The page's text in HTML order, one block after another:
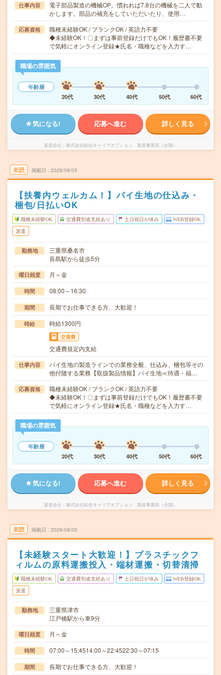
仕事内容
電子部品製造の機械OP。慣れれば7.8台の機械を二人で動
かします。部品の補充をしていただいたり、使用…
応募資格
職種未経験OK / ブランクOK / 英語力不要
◆未経験OK！〇まずは事前登録だけでもOK！履歴書不要
で気軽にオンライン登録★氏名・職種などを入力す…
職場の雰囲気
年齢層
20代
30代 40代 50代 60代
気になる! 応募へ進む 詳しく見る
派遣会社 株式会社綜合キャリアオプション 製造事業部（全国）
未読 掲載日 2026/08/05
【扶養内ウェルカム！】パイ生地の仕込み・
梱包/日払いOK
職種未経験OK 交通費別途支給あり 土日祝日が休み WEB登録OK
派遣
勤務地
三重県桑名市
長島駅から徒歩5分
曜日頻度 月～金
時間 08:00～16:30
期間 長期でお仕事できる方、大歓迎！
時給 時給1300円
交通費
交通費規定内支給
仕事内容
パイ生地の製造ラインでの業務全般、仕込み、梱包等その
他付随する業務【取扱製品情報】パイ生地≪待遇・福…
応募資格
職種未経験OK / ブランクOK / 英語力不要
◆未経験OK！〇まずは事前登録だけでもOK！履歴書不要
で気軽にオンライン登録★氏名・職種などを入力す…
職場の雰囲気
年齢層
20代
30代 40代 50代 60代
気になる! 応募へ進む 詳しく見る
派遣会社 株式会社綜合キャリアオプション 製造事業部（全国）
未読 掲載日 2026/08/05
【未経験スタート大歓迎！】プラスチックフ
ィルムの原料運搬投入・端材運搬・切替清掃
職種未経験OK 交通費別途支給あり 土日祝日が休み WEB登録OK
派遣
勤務地
三重県津市
江戸橋駅から車9分
曜日頻度 月～金
時間 07:00～15:4514:00～22:4522:30～07:15
期間 長期でお仕事できる方、大歓迎！